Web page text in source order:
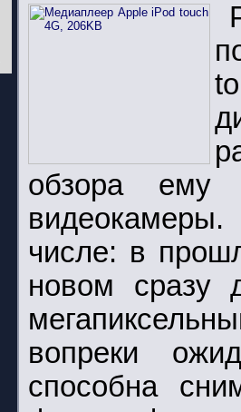
обзора ему
числе: в
новом сразу
вопреки
способна